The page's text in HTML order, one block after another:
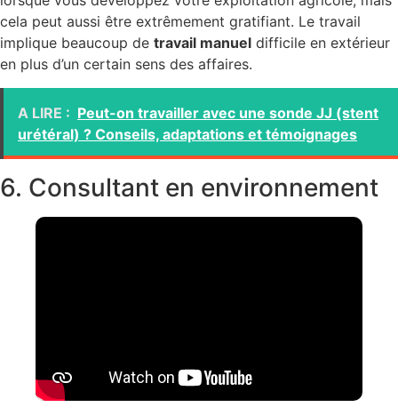
cela peut aussi être extrêmement gratifiant. Le travail
implique beaucoup de travail manuel difficile en extérieur
en plus d’un certain sens des affaires.
A LIRE : Peut-on travailler avec une sonde JJ (stent
urétéral) ? Conseils, adaptations et témoignages
6. Consultant en environnement